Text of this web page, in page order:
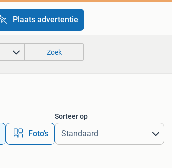
Plaats advertentie
Zoek
Foto’s
Sorteer op